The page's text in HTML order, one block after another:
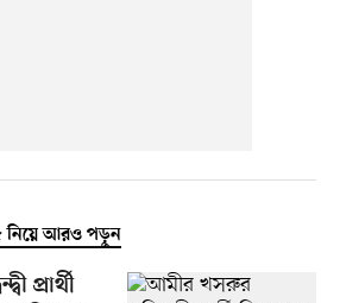
নিয়ে আরও পড়ুন
প্রার্থী